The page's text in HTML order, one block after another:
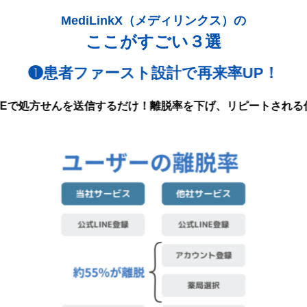
ここがすごい ３選
❶患者ファースト設計で再来率UP！
で処方せんを送信するだけ！離脱率を下げ、リピートされる